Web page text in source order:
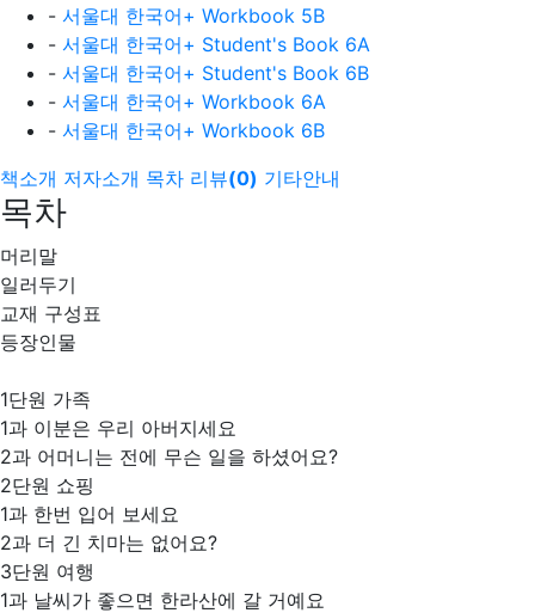
- 서울대 한국어+ Workbook 5B
- 서울대 한국어+ Student's Book 6A
- 서울대 한국어+ Student's Book 6B
- 서울대 한국어+ Workbook 6A
- 서울대 한국어+ Workbook 6B
책소개 저자소개 목차 리뷰(0) 기타안내
목차
머리말
일러두기
교재 구성표
등장인물
1단원 가족
1과 이분은 우리 아버지세요
2과 어머니는 전에 무슨 일을 하셨어요?
2단원 쇼핑
1과 한번 입어 보세요
2과 더 긴 치마는 없어요?
3단원 여행
1과 날씨가 좋으면 한라산에 갈 거예요